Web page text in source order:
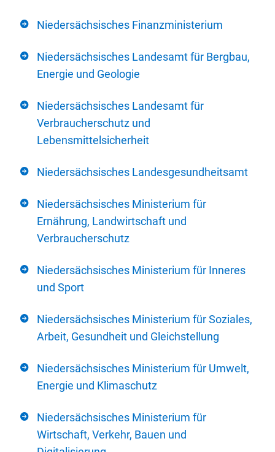
Niedersächsisches Finanzministerium
Niedersächsisches Landesamt für Bergbau,
Energie und Geologie
Niedersächsisches Landesamt für
Verbraucherschutz und
Lebensmittelsicherheit
Niedersächsisches Landesgesundheitsamt
Niedersächsisches Ministerium für
Ernährung, Landwirtschaft und
Verbraucherschutz
Niedersächsisches Ministerium für Inneres
und Sport
Niedersächsisches Ministerium für Soziales,
Arbeit, Gesundheit und Gleichstellung
Niedersächsisches Ministerium für Umwelt,
Energie und Klimaschutz
Niedersächsisches Ministerium für
Wirtschaft, Verkehr, Bauen und